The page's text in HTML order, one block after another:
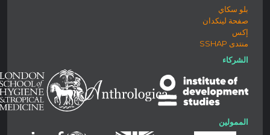
بلو سكاي
صفحة لينكدان
إكس
منتدى SSHAP
الشركاء
الممولين